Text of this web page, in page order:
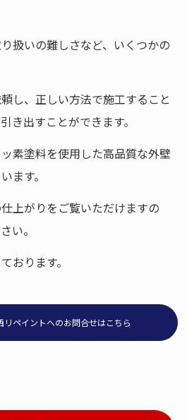
扱いの難しさなど、いくつかの
し、正しい方法で施工すること
き出すことができます。
素塗料を使用した高品質な外壁
ます。
上がりをご覧いただけますの
い。
おります。
リペイントへのお問合せはこちら